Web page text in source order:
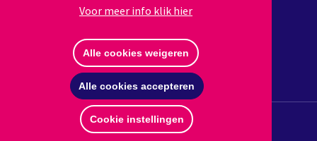
Voor meer info klik hier
Alle cookies weigeren
Alle cookies accepteren
Cookie instellingen
Afmelden nieuwsbrief
© Copyright 2026 Stichting Aan de Slinger
Website by The Cre8ion.Lab